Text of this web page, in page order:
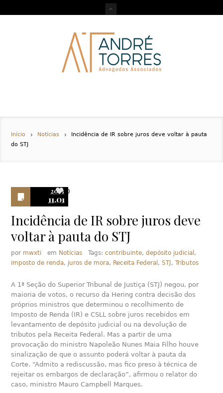
Início Notícias
Incidência de IR sobre juros deve voltar à pauta
do STJ
2013
11.01
0
Incidência de IR sobre juros deve
voltar à pauta do STJ
por mwxti em Notícias Tags:contribuinte,depósito judicial ,
imposto de renda, juros de mora, Receita Federal ,STJ ,Tributos
A 1ª Seção do Superior Tribunal de Justiça (STJ) negou, por
maioria de votos, o recurso da Hering contra decisão dos
próprios ministros que determinou o recolhimento de
Imposto de Renda (IR) e CSLL sobre juros recebidos em
levantamento de depósito judicial ou na devolução de
tributos pela Receita Federal. Mas a partir de uma
provocação do ministro Napoleão Nunes Maia Filho houve
sinalização de que o assunto poderá voltar à pauta da
Corte. “Admito a rediscussão, mas fico preso à técnica de
rejeitar os embargos de declaração”, afirmou o relator do
caso, ministro Mauro Campbell Marques.